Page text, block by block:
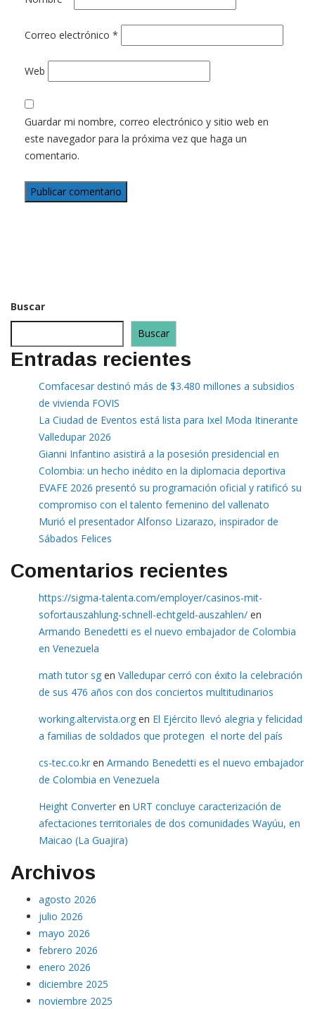
Correo electrónico *
Web
Guardar mi nombre, correo electrónico y sitio web en
este navegador para la próxima vez que haga un
comentario.
Buscar
Buscar
Entradas recientes
Comfacesar destinó más de $3.480 millones a subsidios
de vivienda FOVIS
La Ciudad de Eventos está lista para Ixel Moda Itinerante
Valledupar 2026
Gianni Infantino asistirá a la posesión presidencial en
Colombia: un hecho inédito en la diplomacia deportiva
EVAFE 2026 presentó su programación oficial y ratificó su
compromiso con el talento femenino del vallenato
Murió el presentador Alfonso Lizarazo, inspirador de
Sábados Felices
Comentarios recientes
https://sigma-talenta.com/employer/casinos-mit-
sofortauszahlung-schnell-echtgeld-auszahlen/ en
Armando Benedetti es el nuevo embajador de Colombia
en Venezuela
math tutor sg en Valledupar cerró con éxito la celebración
de sus 476 años con dos conciertos multitudinarios
working.altervista.org en El Ejército llevó alegria y felicidad
a familias de soldados que protegen el norte del país
cs-tec.co.kr en Armando Benedetti es el nuevo embajador
de Colombia en Venezuela
Height Converter en URT concluye caracterización de
afectaciones territoriales de dos comunidades Wayúu, en
Maicao (La Guajira)
Archivos
agosto 2026
julio 2026
mayo 2026
febrero 2026
enero 2026
diciembre 2025
noviembre 2025